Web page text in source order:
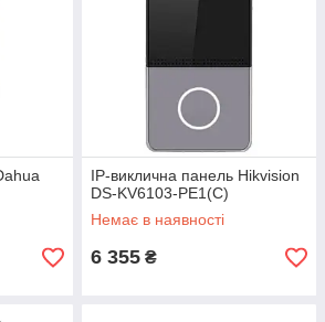
IP-виклична панель Hikvision
DS-KV6103-PE1(С)
Немає в наявності
6 355 ₴